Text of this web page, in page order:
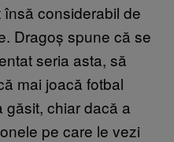
considerabil de
Dragoș spune că se
seria asta, să
mai joacă fotbal
găsit, chiar dacă a
pe care le vezi